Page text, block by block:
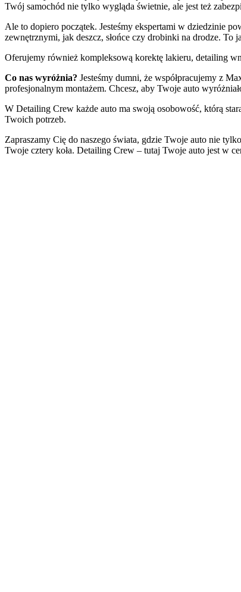
Twój samochód nie tylko wygląda świetnie, ale jest też
Ale to dopiero początek. Jesteśmy ekspertami w dziedzinie
zewnętrznymi, jak deszcz, słońce czy drobinki na drodze. To
Oferujemy również kompleksową korektę lakieru, detailing
Co nas wyróżnia? Jesteśmy dumni, że współpracujemy z
profesjonalnym montażem. Chcesz, aby Twoje auto
W Detailing Crew każde auto ma swoją osobowość, którą
Twoich potrzeb.
Zapraszamy Cię do naszego świata, gdzie Twoje auto nie
Twoje cztery koła. Detailing Crew – tutaj Twoje auto jest w